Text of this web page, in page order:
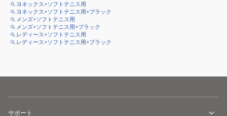
ヨネックス×ソフトテニス用
ヨネックス×ソフトテニス用×ブラック
メンズ×ソフトテニス用
メンズ×ソフトテニス用×ブラック
レディース×ソフトテニス用
レディース×ソフトテニス用×ブラック
サポート